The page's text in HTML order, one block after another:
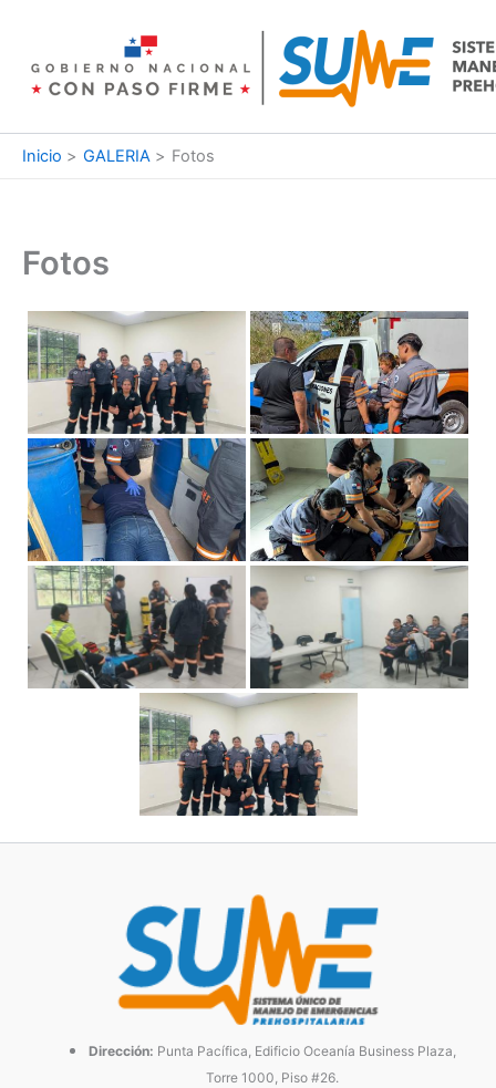
contenido
Inicio GALERIA Fotos
Fotos
Dirección: Punta Pacífica, Edificio Oceanía Business Plaza,
Torre 1000, Piso #26.